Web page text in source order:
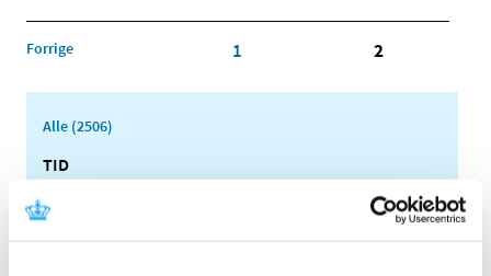
Forrige 1 2
Alle (2506)
TID
2025 (158)